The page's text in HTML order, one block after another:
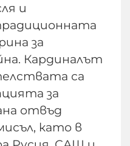
и
за
Кардиналът
са
за
отвъд
като в